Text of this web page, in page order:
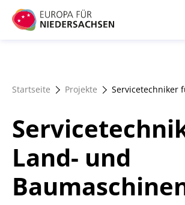
Direkt
zum
Förderangebote
Magazin
Startseite Projekte Servicetechniker
Land- und